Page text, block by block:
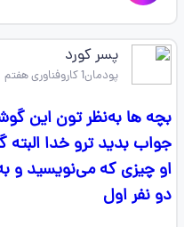
پسر کورد
پودمان1 کاروفناوری هفتم
بچه ها به‌نظر تون این
جواب بدید ترو خدا
او چیزی که می‌نویسید و
دو نفر اول